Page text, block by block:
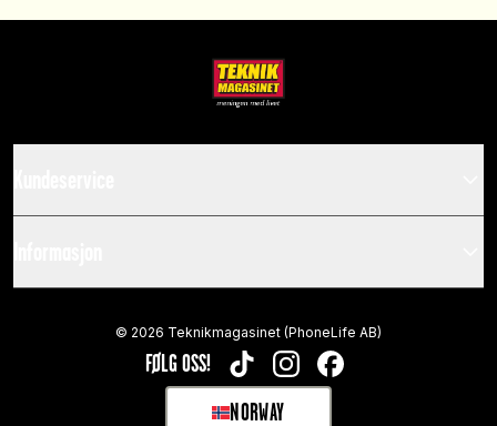
FØLG OSS! TIKTOKINSTAGRAMFACEBOOK
NORWAY
© 2026 Teknikmagasinet (PhoneLife AB)